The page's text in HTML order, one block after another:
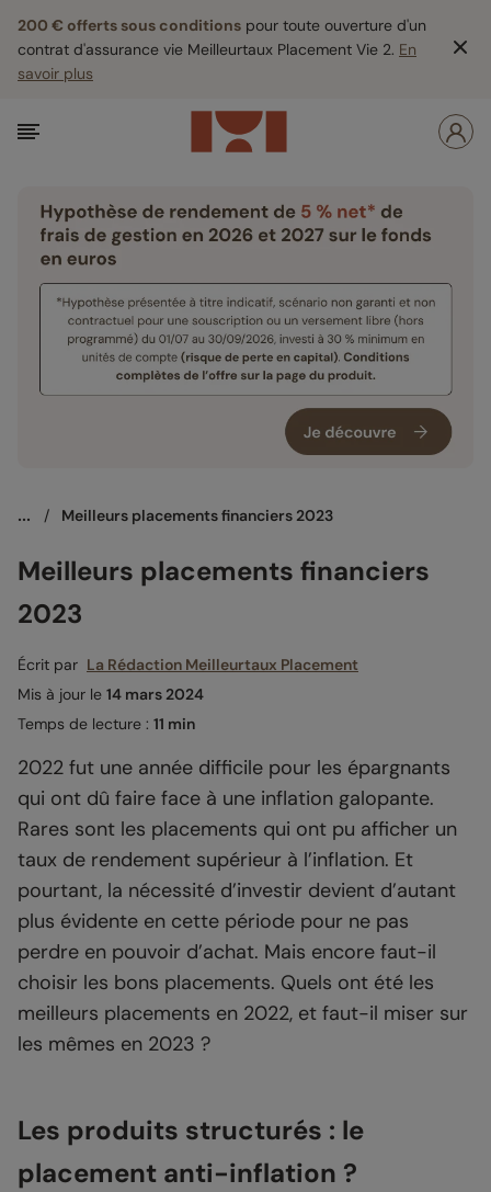
200 € offerts sous conditions pour toute ouverture d'un
contrat d'assurance vie Meilleurtaux Placement Vie 2. En
savoir plus
... / Meilleurs placements financiers 2023
Meilleurs placements financiers
2023
Écrit par La Rédaction Meilleurtaux Placement
Mis à jour le 14 mars 2024
Temps de lecture : 11 min
2022 fut une année difficile pour les épargnants
qui ont dû faire face à une inflation galopante.
Rares sont les placements qui ont pu afficher un
taux de rendement supérieur à l’inflation. Et
pourtant, la nécessité d’investir devient d’autant
plus évidente en cette période pour ne pas
perdre en pouvoir d’achat. Mais encore faut-il
choisir les bons placements. Quels ont été les
meilleurs placements en 2022, et faut-il miser sur
les mêmes en 2023 ?
Les produits structurés : le
placement anti-inflation ?